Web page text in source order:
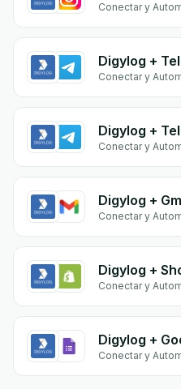
Conectar y
Digylog +
Conectar y
Digylog +
Conectar y
Digylog +
Conectar y
Digylog +
Conectar y
Digylog +
Conectar y